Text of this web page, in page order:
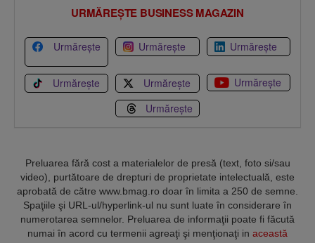
URMĂREȘTE BUSINESS MAGAZIN
Urmărește Urmărește Urmărește
Urmărește Urmărește
Urmărește
Urmărește
Preluarea fără cost a materialelor de presă (text, foto si/sau
video), purtătoare de drepturi de proprietate intelectuală, este
aprobată de către www.bmag.ro doar în limita a 250 de semne.
Spaţiile şi URL-ul/hyperlink-ul nu sunt luate în considerare în
numerotarea semnelor. Preluarea de informaţii poate fi făcută
numai în acord cu termenii agreaţi şi menţionaţi in această